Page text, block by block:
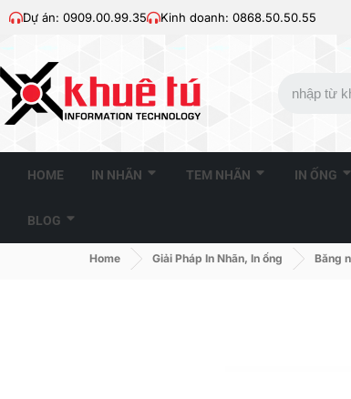
Dự án: 0909.00.99.35 Kinh doanh: 0868.50.50.55
HOME IN NHÃN TEM NHÃN IN ỐNG
BLOG
Home Giải Pháp In Nhãn, In ống Băng